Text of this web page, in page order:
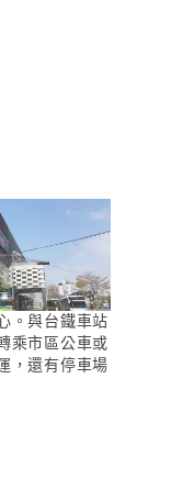
。與台鐵車站
乘市區公車或
，還有停車場